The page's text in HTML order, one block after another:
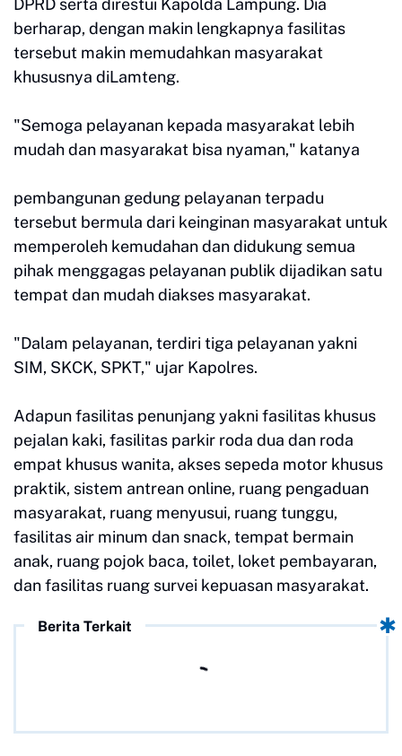
DPRD serta direstui Kapolda Lampung. Dia
berharap, dengan makin lengkapnya fasilitas
tersebut makin memudahkan masyarakat
khususnya diLamteng.
"Semoga pelayanan kepada masyarakat lebih
mudah dan masyarakat bisa nyaman," katanya
pembangunan gedung pelayanan terpadu
tersebut bermula dari keinginan masyarakat untuk
memperoleh kemudahan dan didukung semua
pihak menggagas pelayanan publik dijadikan satu
tempat dan mudah diakses masyarakat.
"Dalam pelayanan, terdiri tiga pelayanan yakni
SIM, SKCK, SPKT," ujar Kapolres.
Adapun fasilitas penunjang yakni fasilitas khusus
pejalan kaki, fasilitas parkir roda dua dan roda
empat khusus wanita, akses sepeda motor khusus
praktik, sistem antrean online, ruang pengaduan
masyarakat, ruang menyusui, ruang tunggu,
fasilitas air minum dan snack, tempat bermain
anak, ruang pojok baca, toilet, loket pembayaran,
dan fasilitas ruang survei kepuasan masyarakat.
Berita Terkait